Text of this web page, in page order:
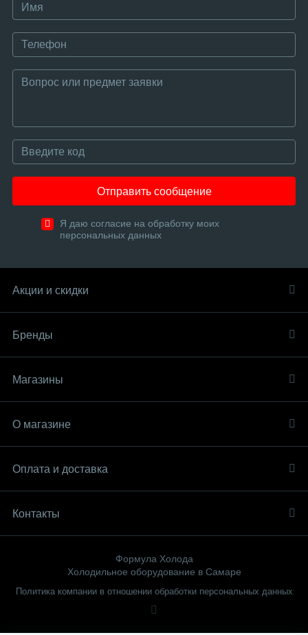
Отправить сообщение
Я даю согласие на обработку моих
персональных данных
Акции и скидки
Бренды
Магазины
О магазине
Оплата и доставка
Контакты
Формула Холода
Холодильное оборудование в Самаре
Политика компании в отношении обработки персональных данных